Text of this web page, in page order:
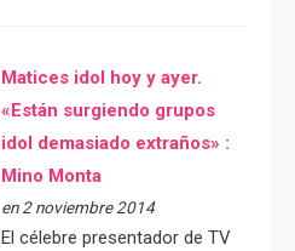
Matices idol hoy y ayer.
«Están surgiendo grupos
idol demasiado extraños» :
Mino Monta
en 2 noviembre 2014
El célebre presentador de TV